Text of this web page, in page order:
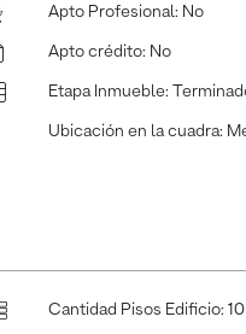
Apto Profesional : No
Apto crédito: No
Etapa Inmueble:
Ubicación en la cuadra:
Cantidad Pisos Edificio: 10